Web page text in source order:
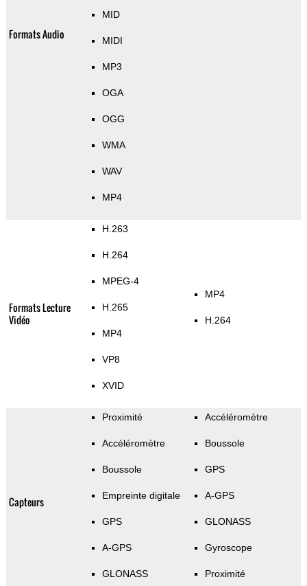
Formats Audio
MID
MIDI
MP3
OGA
OGG
WMA
WAV
MP4
Formats Lecture
Vidéo
H.263
H.264
MPEG-4
H.265
MP4
VP8
XVID
MP4
H.264
Capteurs
Proximité
Accéléromètre
Boussole
Empreinte digitale
GPS
A-GPS
GLONASS
Accéléromètre
Boussole
GPS
A-GPS
GLONASS
Gyroscope
Proximité